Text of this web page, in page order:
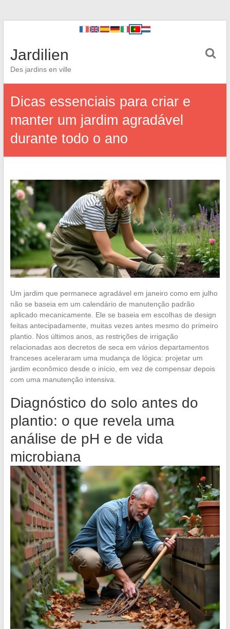
Jardilien
Des jardins en ville
Dicas essenciais para criar e
manter um jardim agradável
durante todo o ano
Um jardim que permanece agradável em janeiro como em julho
não se baseia em um calendário de manutenção padrão
aplicado mecanicamente. Ele se baseia em escolhas de design
feitas antecipadamente, muitas vezes antes mesmo do primeiro
plantio. Nos últimos anos, as restrições de irrigação
relacionadas aos decretos de seca em vários departamentos
franceses aceleraram uma mudança de lógica: projetar um
jardim econômico desde o início, em vez de compensar depois
com uma manutenção intensiva.
Diagnóstico do solo antes do
plantio: o que revela uma
análise de pH e de vida
microbiana